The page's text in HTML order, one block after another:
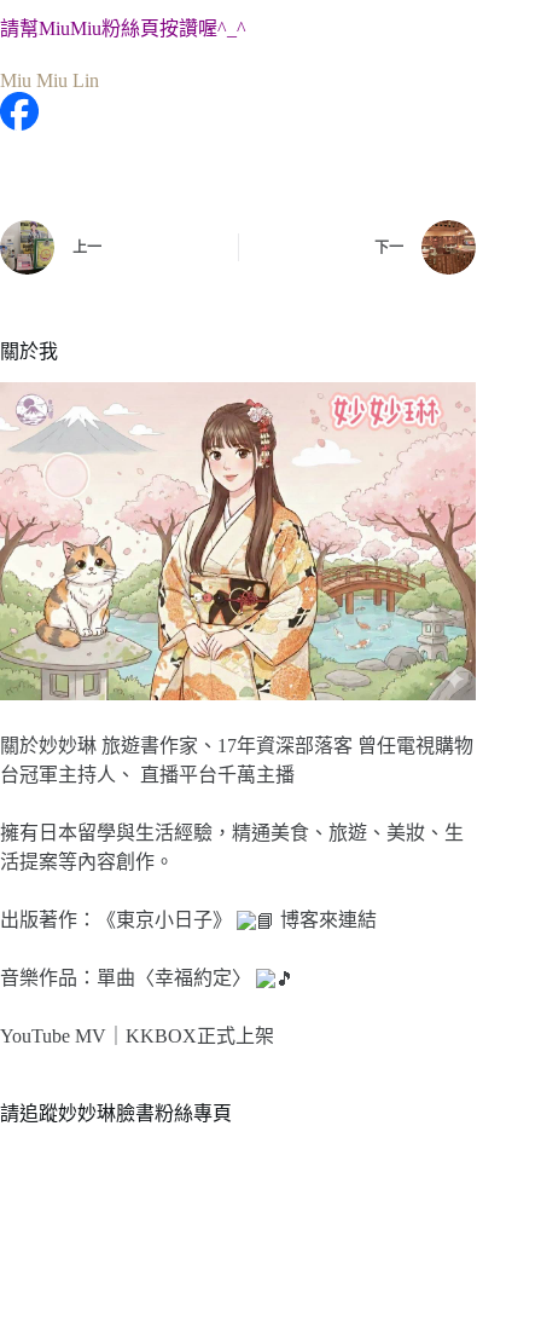
請幫MiuMiu粉絲頁按讚喔^_^
Miu Miu Lin
上一 下一
關於我
關於妙妙琳 旅遊書作家、17年資深部落客 曾任電視購物
台冠軍主持人、 直播平台千萬主播
擁有日本留學與生活經驗，精通美食、旅遊、美妝、生
活提案等內容創作。
出版著作：《東京小日子》 博客來連結
音樂作品：單曲〈幸福約定〉
YouTube MV｜ KKBOX正式上架
請追蹤妙妙琳臉書粉絲專頁